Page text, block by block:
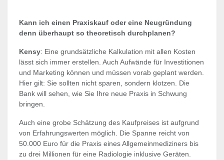
Kann ich einen Praxiskauf oder eine Neugründung
denn überhaupt so theoretisch durchplanen?
Kensy: Eine grundsätzliche Kalkulation mit allen Kosten
lässt sich immer erstellen. Auch Aufwände für Investitionen
und Marketing können und müssen vorab geplant werden.
Hier gilt: Sie sollten nicht sparen, sondern klotzen. Die
Bank will sehen, wie Sie Ihre neue Praxis in Schwung
bringen.
Auch eine grobe Schätzung des Kaufpreises ist aufgrund
von Erfahrungswerten möglich. Die Spanne reicht von
50.000 Euro für die Praxis eines Allgemeinmediziners bis
zu drei Millionen für eine Radiologie inklusive Geräten.